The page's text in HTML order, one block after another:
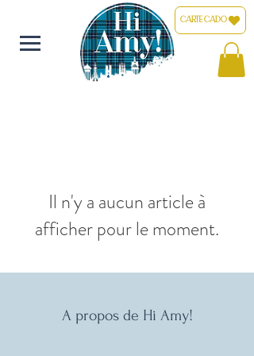
CARTE CADO
Il n'y a aucun article à
afficher pour le moment.
A propos de Hi Amy!